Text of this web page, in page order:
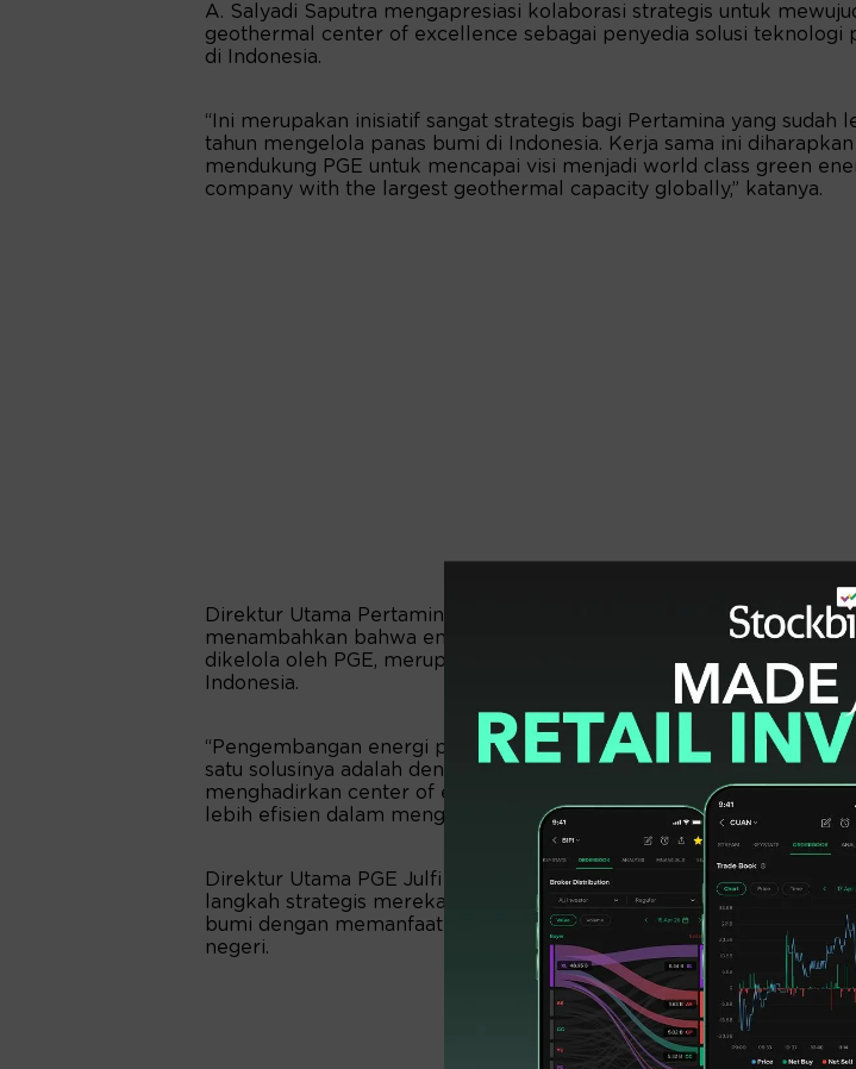
A. Salyadi Saputra mengapresiasi kolaborasi strategis untuk
geothermal center of excellence sebagai penyedia solusi teknologi
di Indonesia.
“Ini merupakan inisiatif sangat strategis bagi Pertamina yang sudah
tahun mengelola panas bumi di Indonesia. Kerja sama ini diharapkan
mendukung PGE untuk mencapai visi menjadi world class green
company with the largest geothermal capacity globally,” katanya.
Direktur Utama Pertamina New and Renewable Energy (PNRE)
menambahkan bahwa energi baru dan terbarukan, terutama panas
dikelola oleh PGE, merupakan masa depan bagi bisnis Pertamina
Indonesia.
“Pengembangan energi panas bumi menghadapi banyak tantangan
satu solusinya adalah dengan efisiensi agar tetap kompetitif. Upaya
menghadirkan center of excellence ke Indonesia akan membantu
lebih efisien dalam mengembangkan panas bumi.”
Direktur Utama PGE Julfi Hadi menyebut penandatanganan JSA ini
langkah strategis mereka dalam mengoptimalkan pengembangan
bumi dengan memanfaatkan kemampuan industri dan keahlian
negeri.